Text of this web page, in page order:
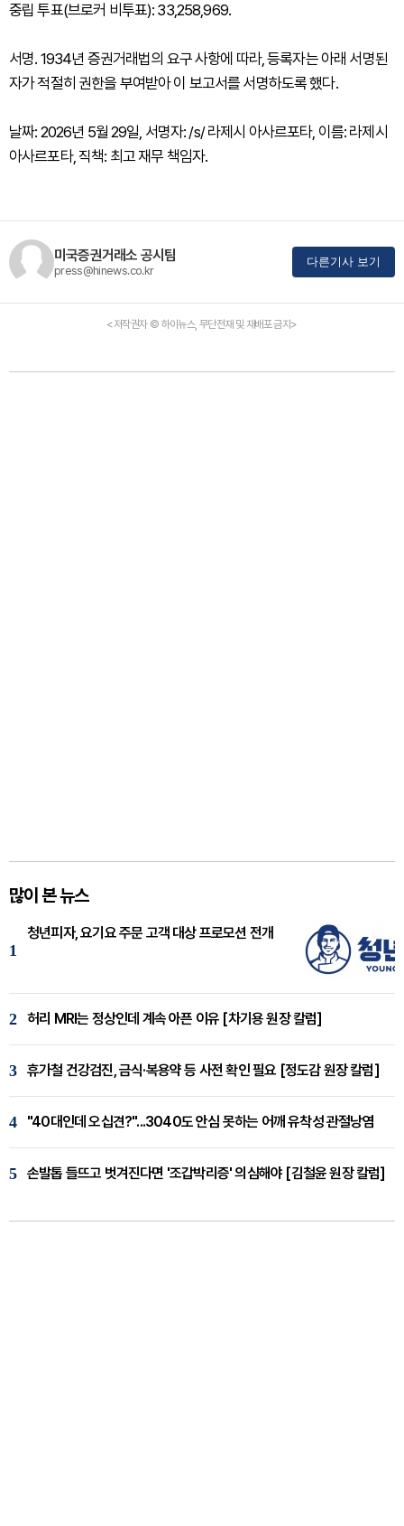
중립 투표(브로커 비투표): 33,258,969.
서명. 1934년 증권거래법의 요구 사항에 따라, 등록자는 아래 서명된
자가 적절히 권한을 부여받아 이 보고서를 서명하도록 했다.
날짜: 2026년 5월 29일, 서명자: /s/ 라제시 아사르포타, 이름: 라제시
아사르포타, 직책: 최고 재무 책임자.
미국증권거래소 공시팀
press@hinews.co.kr
다른기사 보기
<저작권자 © 하이뉴스, 무단전재 및 재배포 금지>
많이 본 뉴스
1
청년피자, 요기요 주문 고객 대상 프로모션 전개
2 허리 MRI는 정상인데 계속 아픈 이유 [차기용 원장 칼럼]
3 휴가철 건강검진, 금식·복용약 등 사전 확인 필요 [정도감 원장 칼럼]
4 "40대인데 오십견?"...3040도 안심 못하는 어깨 유착성 관절낭염
5 손발톱 들뜨고 벗겨진다면 '조갑박리증' 의심해야 [김철윤 원장 칼럼]